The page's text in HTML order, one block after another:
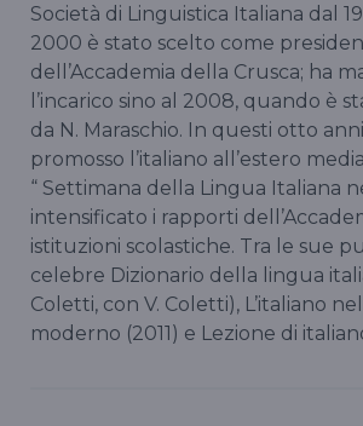
Società di Linguistica Italiana dal
2000 è stato scelto come
dell’Accademia della Crusca; ha
l’incarico sino al 2008, quando è
da N. Maraschio. In questi otto
promosso l’italiano all’estero
“ Settimana della Lingua Italiana
intensificato i rapporti
istituzioni scolastiche. Tra le sue
celebre Dizionario della lingua
Coletti, con V. Coletti), L’italiano
moderno (2011) e Lezione di